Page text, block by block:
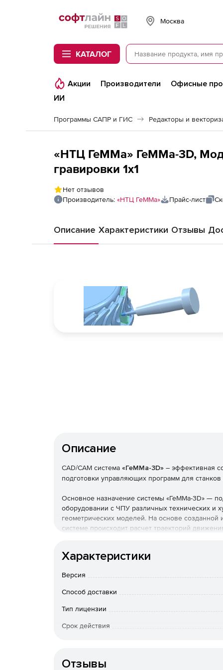
Softline
Москва
КАТАЛОГ
Акции Производители Офисные
ИИ
Программы САПР и ГИС Редакторы и
«НТЦ ГеММа» ГеММа-3D,
гравировки 1х1
Нет отзывов
Производитель: «НТЦ ГеММа» Прайс-лист
Описание Характеристики Отзывы
Описание
CAD/CAM система «ГеММа-3D» – эффективная
подготовки управляющих программ для
Основное назначение системы «ГеММа-3D» —
оборудовании с ЧПУ различных технических и
геометрических моделей. На основе
системе происходит расчет траекторий
Система «ГеММа-3D» обеспечивает подготовку
лопатки, блиски и др.);
гравирование;
Характеристики
Версия
Способ доставки
Тип лицензии
Срок действия
Отзывы